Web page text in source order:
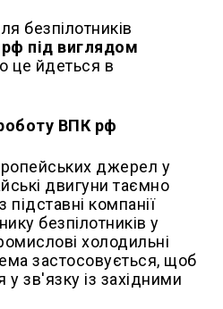
безпілотників
під виглядом
це йдеться в
ВПК рф
джерел у
двигуни таємно
компанії
безпілотників у
холодильні
застосовується, щоб
зв'язку із західними